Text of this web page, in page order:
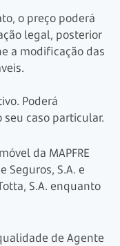
o preço poderá
legal, posterior
a modificação das
Poderá
caso particular.
da MAPFRE
Seguros, S.A. e
S.A. enquanto
de Agente